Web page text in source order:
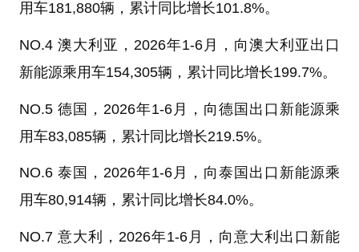
用车181,880辆，累计同比增长101.8%。
NO.4 澳大利亚，2026年1-6月，向澳大利亚出口
新能源乘用车154,305辆，累计同比增长199.7%。
NO.5 德国，2026年1-6月，向德国出口新能源乘
用车83,085辆，累计同比增长219.5%。
NO.6 泰国，2026年1-6月，向泰国出口新能源乘
用车80,914辆，累计同比增长84.0%。
NO.7 意大利，2026年1-6月，向意大利出口新能